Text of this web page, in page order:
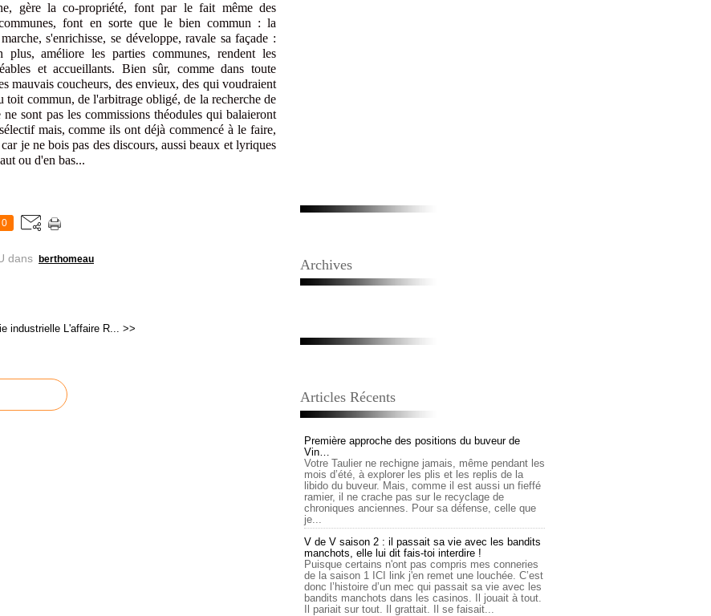
gère la co-propriété, font par le fait même des
font en sorte que le bien commun : la
s'enrichisse, se développe, ravale sa façade :
améliore les parties communes, rendent les
et accueillants. Bien sûr, comme dans toute
mauvais coucheurs, des envieux, des qui voudraient
toit commun, de l'arbitrage obligé, de la recherche de
sont pas les commissions théodules qui balaieront
mais, comme ils ont déjà commencé à le faire,
je ne bois pas des discours, aussi beaux et lyriques
ou d'en bas...
0
dans
berthomeau
industrielle L'affaire R... >>
Archives
Articles Récents
Première approche des positions du buveur de
Vin…
Votre Taulier ne rechigne jamais, même pendant les
mois d’été, à explorer les plis et les replis de la
libido du buveur. Mais, comme il est aussi un fieffé
ramier, il ne crache pas sur le recyclage de
chroniques anciennes. Pour sa défense, celle que
je...
V de V saison 2 : il passait sa vie avec les bandits
manchots, elle lui dit fais-toi interdire !
Puisque certains n'ont pas compris mes conneries
de la saison 1 ICI link j'en remet une louchée. C’est
donc l’histoire d’un mec qui passait sa vie avec les
bandits manchots dans les casinos. Il jouait à tout.
Il pariait sur tout. Il grattait. Il se faisait...